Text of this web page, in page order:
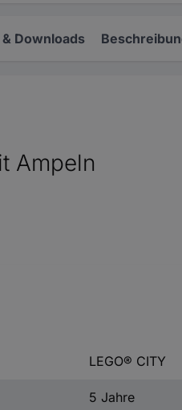
Downloads
Ampeln
LEGO® CITY
5 Jahre